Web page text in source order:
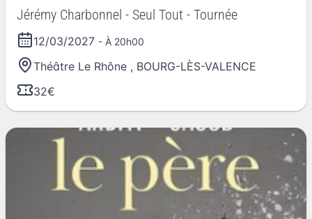
Jérémy Charbonnel - Seul Tout - Tournée
12/03/2027 - À 20h00
Théâtre Le Rhône , BOURG-LÈS-VALENCE
32€